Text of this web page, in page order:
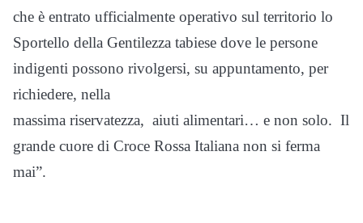
che è entrato ufficialmente operativo sul territorio lo
Sportello della Gentilezza tabiese dove le persone
indigenti possono rivolgersi, su appuntamento, per
richiedere, nella
massima riservatezza, aiuti alimentari… e non solo. Il
grande cuore di Croce Rossa Italiana non si ferma
mai”.